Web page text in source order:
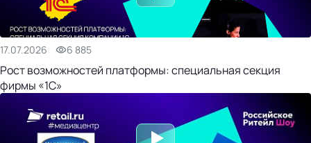
17.07.2026 6 885
Рост возможностей платформы: специальная секция
фирмы «1С»